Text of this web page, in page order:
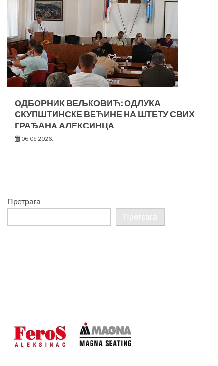
ОДБОРНИК ВЕЉКОВИЋ: ОДЛУКА
СКУПШТИНСКЕ ВЕЋИНЕ НА ШТЕТУ СВИХ
ГРАЂАНА АЛЕКСИНЦА
06.08.2026.
Претрага
Претрага